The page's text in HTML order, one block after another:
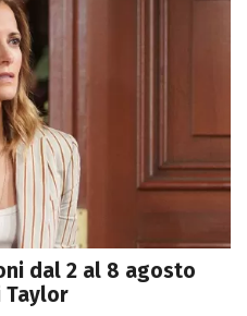
dal 2 al 8 agosto
Taylor